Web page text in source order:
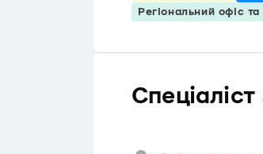
Регіональний офіс та